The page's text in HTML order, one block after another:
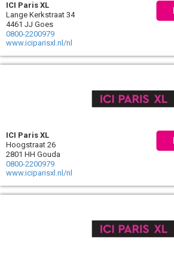
ICI Paris XL
Lange Kerkstraat 34
4461 JJ Goes
0800-2200979
www.iciparisxl.nl/nl
ICI Paris XL
Hoogstraat 26
2801 HH Gouda
0800-2200979
www.iciparisxl.nl/nl